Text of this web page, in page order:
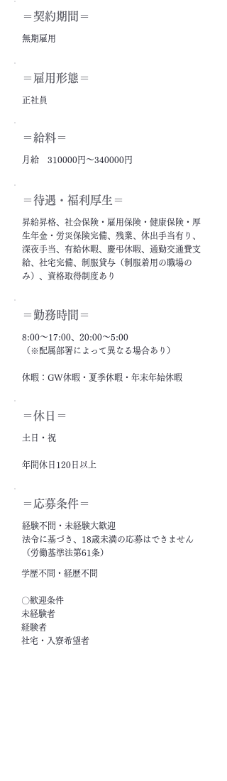
＝契約期間＝
無期雇用
＝雇用形態＝
正社員
＝給料＝
月給 310000円～340000円
＝​待遇・福利厚生＝
昇給昇格、社会保険・雇用保険・健康保険・厚
生年金・労災保険完備、残業、休出手当有り、
深夜手当、有給休暇、慶弔休暇、通勤交通費支
給、社宅完備、制服貸与（制服着用の職場の
み）、資格取得制度あり
＝勤務時間＝
8:00～17:00、20:00～5:00
（※配属部署によって異なる場合あり）
休暇：GW休暇・夏季休暇・年末年始休暇
＝休日＝
土日・祝
年間休日120日以上
＝応募条件＝
経験不問・未経験大歓迎
法令に基づき、18歳未満の応募はできません
（労働基準法第61条）
学歴不問・経歴不問
〇歓迎条件
未経験者
経験者
社宅・入寮希望者